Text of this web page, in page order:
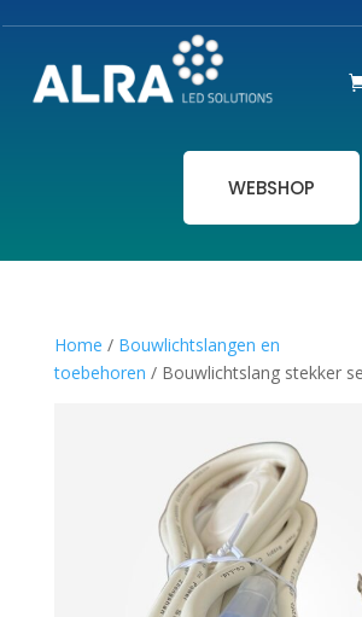
WEBSHOP
Home / Bouwlichtslangen en
toebehoren / Bouwlichtslang stekker